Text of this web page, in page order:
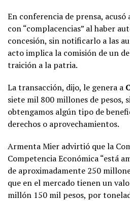
En conferencia de prensa,
con “complacencias” al haber
concesión, sin notificarlo a las
acto implica la comisión de un
traición a la patria.
La transacción, dijo, le genera a
siete mil 800 millones de pesos,
obtengamos algún tipo de
derechos o aprovechamientos.
Armenta Mier advirtió que la
Competencia Económica “está
de aproximadamente 250
que en el mercado tienen un
millón 150 mil pesos, por